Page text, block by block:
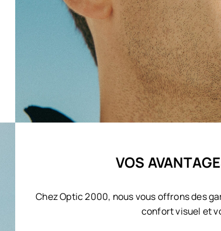
VOS
Chez Optic 2000, nous vous offrons des
confort visuel et